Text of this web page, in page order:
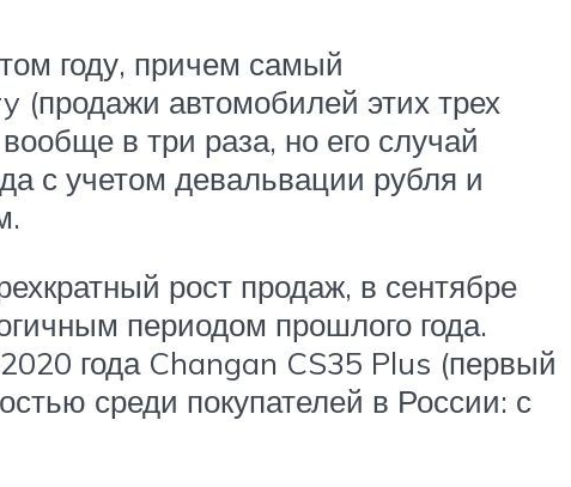
году, причем самый
(продажи автомобилей этих трех
в три раза, но его случай
с учетом девальвации рубля и
рост продаж, в сентябре
периодом прошлого года.
года Changan CS35 Plus (первый
среди покупателей в России: с